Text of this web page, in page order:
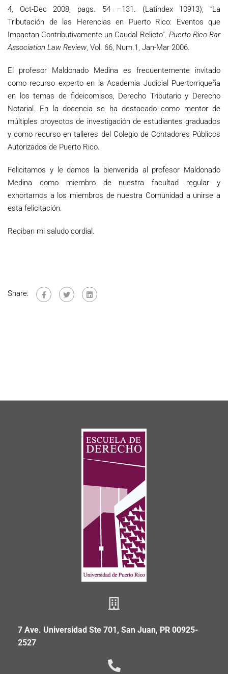
4, Oct-Dec 2008, pags. 54 –131. (Latindex 10913); “La
Tributación de las Herencias en Puerto Rico: Eventos que
Impactan Contributivamente un Caudal Relicto”. Puerto Rico Bar
Association Law Review , Vol. 66, Num.1, Jan-Mar 2006.
El profesor Maldonado Medina es frecuentemente invitado
como recurso experto en la Academia Judicial Puertorriqueña
en los temas de fideicomisos, Derecho Tributario y Derecho
Notarial. En la docencia se ha destacado como mentor de
múltiples proyectos de investigación de estudiantes graduados
y como recurso en talleres del Colegio de Contadores Públicos
Autorizados de Puerto Rico.
Felicitamos y le damos la bienvenida al profesor Maldonado
Medina como miembro de nuestra facultad regular y
exhortamos a los miembros de nuestra Comunidad a unirse a
esta felicitación.
Reciban mi saludo cordial.
Share:
7 Ave. Universidad Ste 701, San Juan, PR 00925-
2527